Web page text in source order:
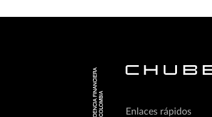
Enlaces rápidos